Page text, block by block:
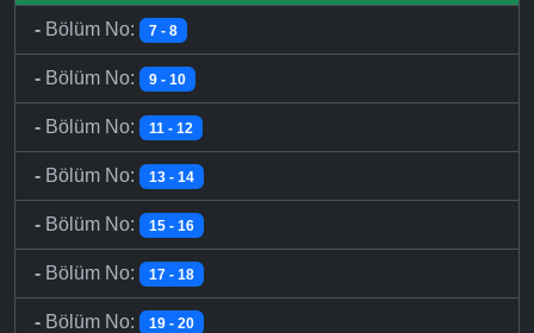
- Bölüm No: 7 - 8
- Bölüm No: 9 - 10
- Bölüm No: 11 - 12
- Bölüm No: 13 - 14
- Bölüm No: 15 - 16
- Bölüm No: 17 - 18
- Bölüm No: 19 - 20